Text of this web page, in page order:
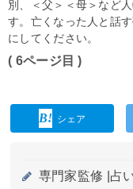
別、＜父＞＜母＞など
す。亡くなった人と話
にしてください。
( 6ページ目 )
シェア
専門家監修 | 占